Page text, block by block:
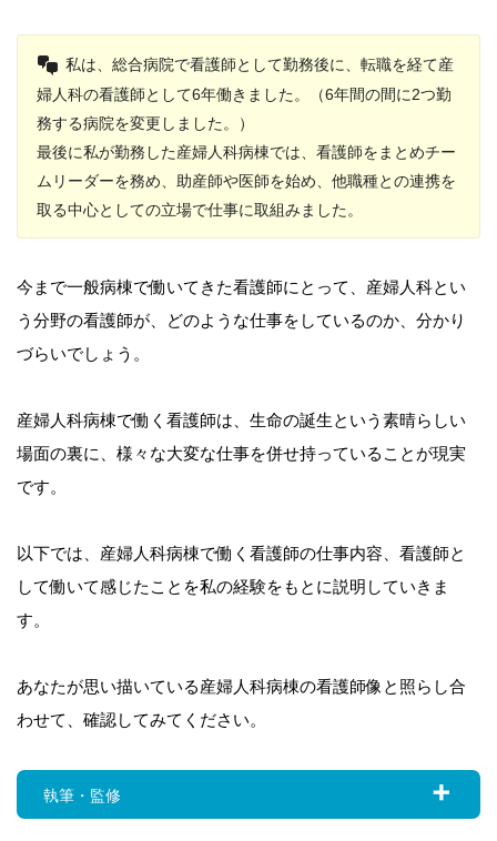
私は、総合病院で看護師として勤務後に、転職を経て産
婦人科の看護師として6年働きました。（6年間の間に2つ勤
務する病院を変更しました。）
最後に私が勤務した産婦人科病棟では、看護師をまとめチー
ムリーダーを務め、助産師や医師を始め、他職種との連携を
取る中心としての立場で仕事に取組みました。
今まで一般病棟で働いてきた看護師にとって、産婦人科とい
う分野の看護師が、どのような仕事をしているのか、分かり
づらいでしょう。
産婦人科病棟で働く看護師は、生命の誕生という素晴らしい
場面の裏に、様々な大変な仕事を併せ持っていることが現実
です。
以下では、産婦人科病棟で働く看護師の仕事内容、看護師と
して働いて感じたことを私の経験をもとに説明していきま
す。
あなたが思い描いている産婦人科病棟の看護師像と照らし合
わせて、確認してみてください。
執筆・監修